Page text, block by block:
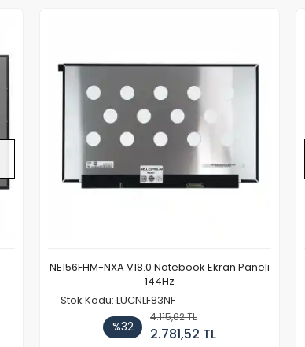
NE156FHM-NXA V18.0 Notebook Ekran Paneli
144Hz
Stok Kodu: LUCNLF83NF
%32
4.115,62 TL
2.781,52 TL